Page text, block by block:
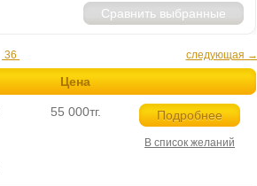
Сравнить выбранные
36 следующая →
Цена
55 000тг. Подробнее
В список желаний